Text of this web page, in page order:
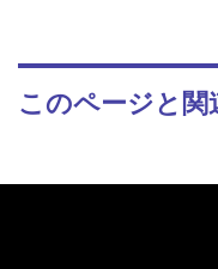
このページと関